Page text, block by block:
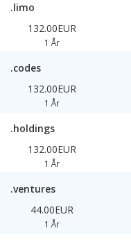
.limo
132.00EUR
1 År
.codes
132.00EUR
1 År
.holdings
132.00EUR
1 År
.ventures
44.00EUR
1 År